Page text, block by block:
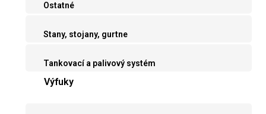
Ostatné
Stany, stojany, gurtne
Tankovací a palivový systém
Výfuky